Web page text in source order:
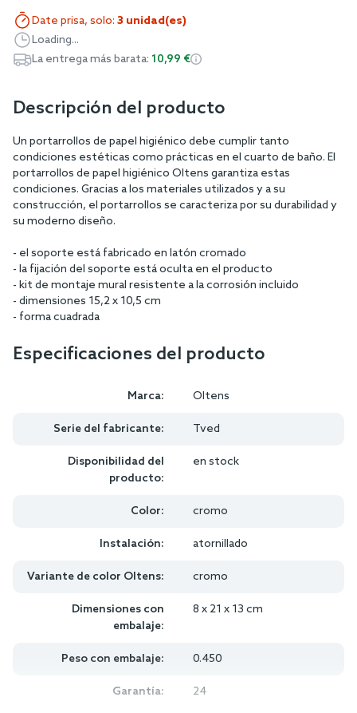
Date prisa, solo: 3 unidad(es)
Loading...
La entrega más barata: 10,99 €
Descripción del producto
Un portarrollos de papel higiénico debe cumplir tanto
condiciones estéticas como prácticas en el cuarto de baño. El
portarrollos de papel higiénico Oltens garantiza estas
condiciones. Gracias a los materiales utilizados y a su
construcción, el portarrollos se caracteriza por su durabilidad y
su moderno diseño.
- el soporte está fabricado en latón cromado
- la fijación del soporte está oculta en el producto
- kit de montaje mural resistente a la corrosión incluido
- dimensiones 15,2 x 10,5 cm
- forma cuadrada
Especificaciones del producto
Marca: Oltens
Serie del fabricante: Tved
Disponibilidad del
producto:
en stock
Color: cromo
Instalación: atornillado
Variante de color Oltens: cromo
Dimensiones con
embalaje:
8 x 21 x 13 cm
Peso con embalaje: 0.450
Garantía: 24